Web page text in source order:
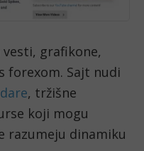
grafikone,
forexom. Sajt nudi
, tržišne
koji mogu
razumeju dinamiku